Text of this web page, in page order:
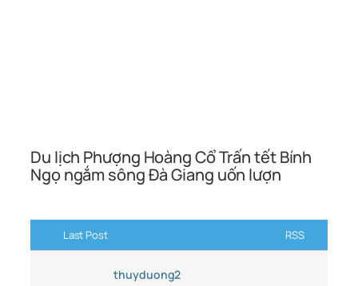
Du lịch Phượng Hoàng Cổ Trấn tết Bính
Ngọ ngắm sông Đà Giang uốn lượn
Last Post RSS
thuyduong2